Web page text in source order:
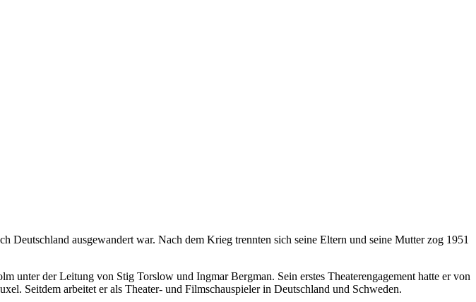
Deutschland ausgewandert war. Nach dem Krieg trennten sich seine Eltern und seine Mutter zog 1951
unter der Leitung von Stig Torslow und Ingmar Bergman. Sein erstes Theaterengagement hatte er von
Seitdem arbeitet er als Theater- und Filmschauspieler in Deutschland und Schweden.